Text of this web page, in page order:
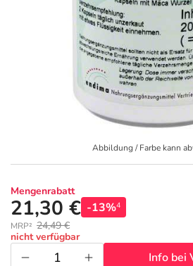
Körperpflege & Kosmetik
Liebe & Erotik
Mutter & Kind
Nahrungsergänzung
Natur & Homöopathie
Geschenkideen
Aktuelle Coupons 7
Summer SALE
Reiseapotheke
Insektenschutz
Sonnenpflege
Fragen und Antworten
Beliebte Beiträge
E-Rezept einlösen
E-Rezept App
5% Extra Cash
Avene & Ducray Deals
Eucerin Deals
Evolsin Deals
Frontline & Frontpro Deals
Nattermann Deals
Abbildung / Farbe kann
Mengenrabatt
21,30 € -13%4
MRP² 24,49 €
nicht verfügbar
Info bei